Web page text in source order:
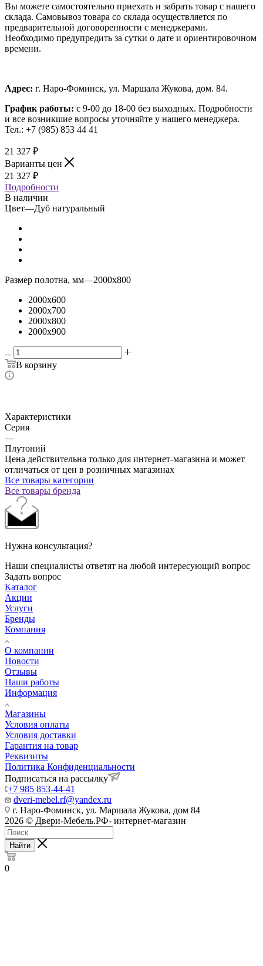
Вы можете самостоятельно приехать и забрать товар с нашего
склада. Самовывоз товара со склада осуществляется по
предварительной договоренности с менеджерами.
Необходимо предупредить за сутки о дате и ориентировочном
времени.
Адрес: г. Наро-Фоминск, ул. Маршала Жукова, дом. 84.
График работы: с 9-00 до 18-00 без выходных. Подробности
и все возникшие вопросы уточняйте у нашего менеджера.
Тел.: +7 (985) 853 44 41
21 327 ₽
Варианты цен
21 327 ₽
Подробности
В наличии
Цвет—Дуб натуральный
Размер полотна, мм—2000x800
2000x600
2000x700
2000x800
2000x900
В корзину
Характеристики
Серия
—
Плутоний
Цена действительна только для интернет-магазина и может
отличаться от цен в розничных магазинах
Все товары категории
Все товары бренда
Нужна консультация?
Наши специалисты ответят на любой интересующий вопрос
Задать вопрос
Каталог
Акции
Услуги
Бренды
Компания
О компании
Новости
Отзывы
Наши работы
Информация
Магазины
Условия оплаты
Условия доставки
Гарантия на товар
Реквизиты
Политика Конфиденциальности
Подписаться на рассылку
+7 985 853-44-41
dveri-mebel.rf@yandex.ru
г. Наро-Фоминск, ул. Маршала Жукова, дом 84
2026 © Двери-Мебель.РФ- интернет-магазин
Найти
0